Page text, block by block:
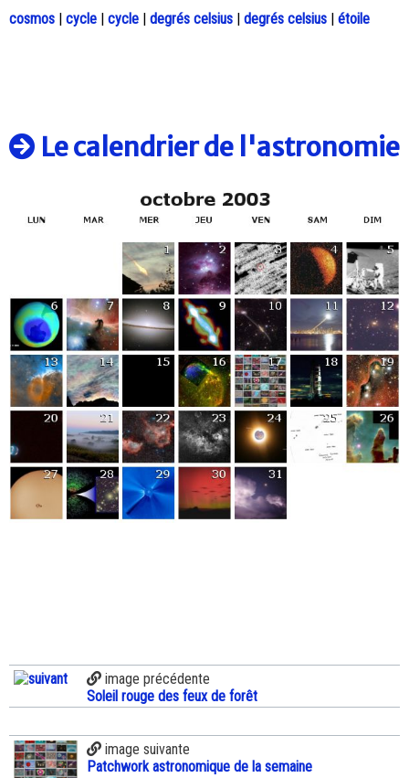
cosmos | cycle | cycle | degrés celsius | degrés celsius | étoile
Le calendrier de l'astronomie
image précédente
Soleil rouge des feux de forêt
image suivante
Patchwork astronomique de la semaine